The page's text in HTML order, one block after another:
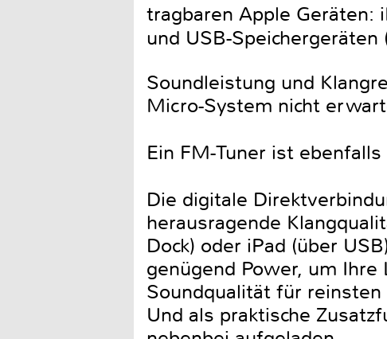
tragbaren Apple Geräten:
und USB-
Soundleistung und
Micro-System nicht
Ein FM-Tuner ist
Die digitale
herausragende
Dock) oder iPad (über
genügend Power, um
Soundqualität für
Und als praktische